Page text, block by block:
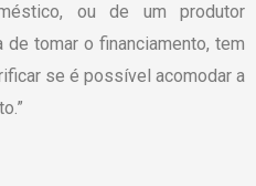
ou de um produtor
tomar o financiamento, tem
se é possível acomodar a